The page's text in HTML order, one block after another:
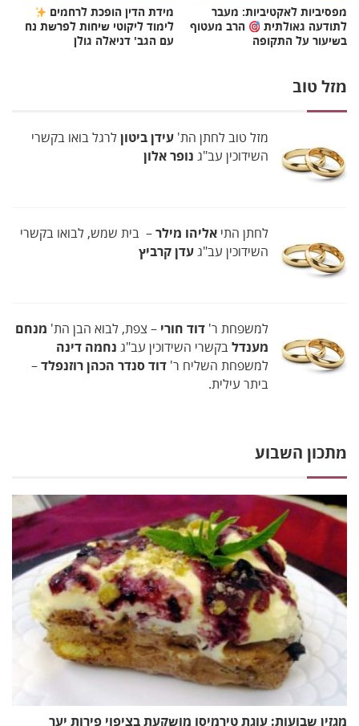
מפסיביות לאקטיביות: מעבר
לתודעה גאולתית
הרב מעטוף
בשיעור על התקופה
מידת הדין הופכת לרחמים
לימוד ליקוטי שיחות לפרשת נח
עם הגב' דניאלה גולן
מזל טוב
מזל טוב לחתן הת' עידן ביטוןלרגל בואו בקשרי
השידוכין עב"ג נופר אלון
לחתן התי אליהו מילר– בית שמש, לבואו בקשרי
השידוכין עב"געדן קרביץ
למשפחת ר' דוד חורי – צפת, לבוא הבן הת' מנחם
מענדלבקשרי השידוכין עב"ג נחמה דינה
למשפחת השליח ר' דוד סנדר הכהן רוזנפלד–
ביתר עילית.
מתכון השבוע
מגזין שבועות: עוגת טירמיסו מושקעת בציפוי פירות יער